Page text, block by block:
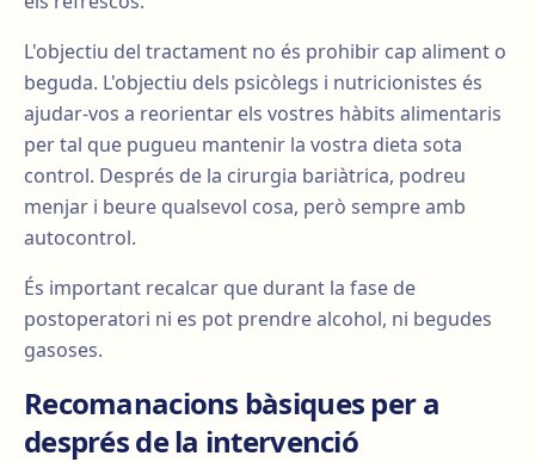
L'objectiu del tractament no és prohibir cap aliment o
beguda. L'objectiu dels psicòlegs i nutricionistes és
ajudar-vos a reorientar els vostres hàbits alimentaris
per tal que pugueu mantenir la vostra dieta sota
control. Després de la cirurgia bariàtrica, podreu
menjar i beure qualsevol cosa, però sempre amb
autocontrol.
És important recalcar que durant la fase de
postoperatori ni es pot prendre alcohol, ni begudes
gasoses.
Recomanacions bàsiques per a
després de la intervenció